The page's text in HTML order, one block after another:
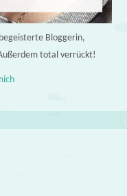
Bloggerin,
total verrückt!